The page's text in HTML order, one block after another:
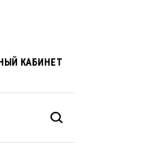
КАБИНЕТ